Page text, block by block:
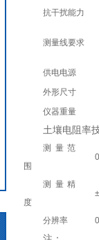
抗干扰能力
测量线要求
供电电源
外形尺寸
仪器重量
土壤电阻率
测量范
围
测量精
度
分辨率